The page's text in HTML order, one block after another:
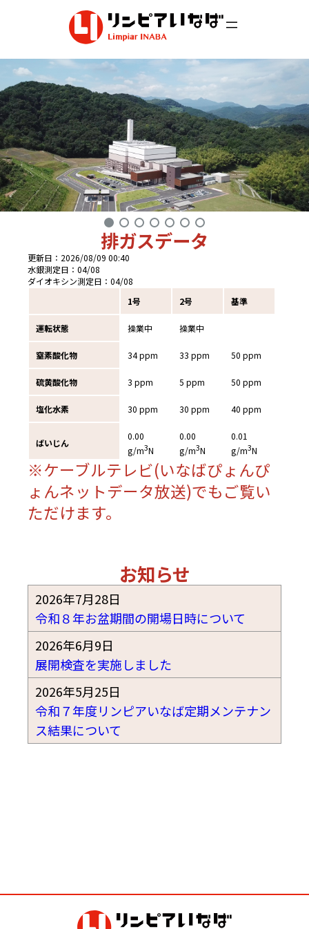
ス
ッ
プ
排ガスデータ
※ケーブルテレビ(いなばぴょんぴ
ょんネットデータ放送)でもご覧い
ただけます。
お知らせ
令和８年お盆期間の開場日時について
2026年7月28日
展開検査を実施しました
2026年6月9日
令和７年度リンピアいなば定期メンテナン
ス結果について
2026年5月25日